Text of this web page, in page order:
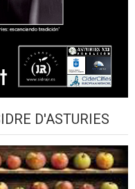
D'ASTURIES